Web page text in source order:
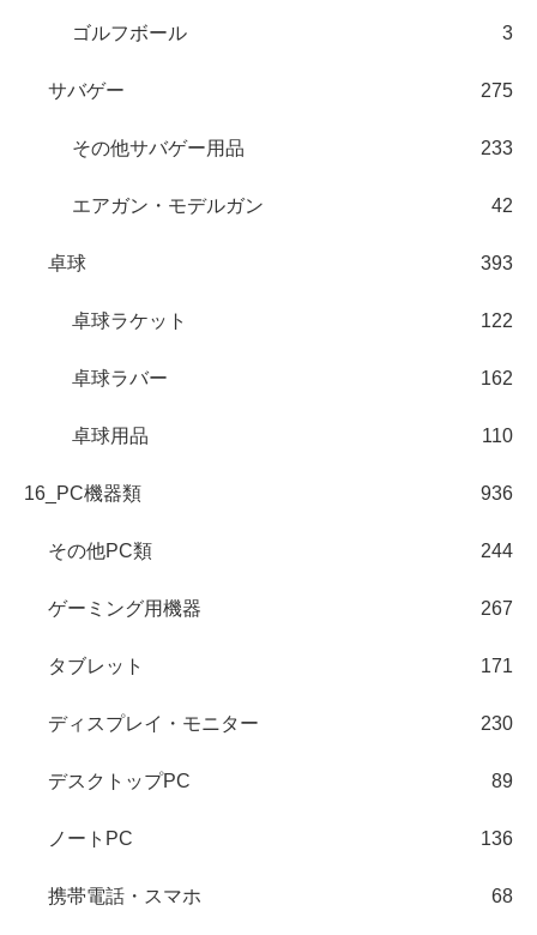
ゴルフボール 3
サバゲー 275
その他サバゲー用品 233
エアガン・モデルガン 42
卓球 393
卓球ラケット 122
卓球ラバー 162
卓球用品 110
16_PC機器類 936
その他PC類 244
ゲーミング用機器 267
タブレット 171
ディスプレイ・モニター 230
デスクトップPC 89
ノートPC 136
携帯電話・スマホ 68